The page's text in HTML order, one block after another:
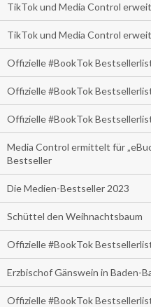
TikTok und Media Control
TikTok und Media Control
Offizielle #BookTok
Offizielle #BookTok
Offizielle #BookTok
Media Control ermittelt für
Bestseller
Die Medien-Bestseller 2023
Schüttel den Weihnachtsbaum
Offizielle #BookTok
Erzbischof Gänswein in Baden-
Offizielle #BookTok